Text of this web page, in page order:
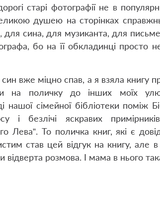
старі фотографії не в
душею на сторінках
сина, для музиканта, для
бо на її обкладинці просто
вже міцно спав, а я взяла книгу
на поличку до інших моїх
нашої сімейної бібліотеки поміж
і безлічі яскравих
Лева”. То поличка книг, які є
став цей відгук на книгу, але
відверта розмова. І мама в нього